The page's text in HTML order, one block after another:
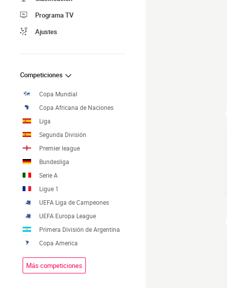
Programa TV
Ajustes
Competiciones
Copa Mundial
Copa Africana de Naciones
Liga
Segunda División
Premier league
Bundesliga
Serie A
Ligue 1
UEFA Liga de Campeones
UEFA Europa League
Primera División de Argentina
Copa America
Más competiciones